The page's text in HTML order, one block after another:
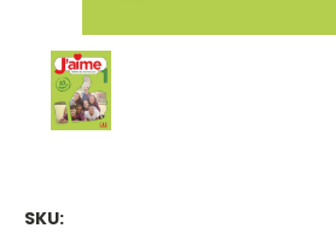
SKU: